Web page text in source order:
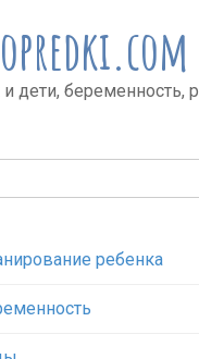
дети, беременность,
ребенка